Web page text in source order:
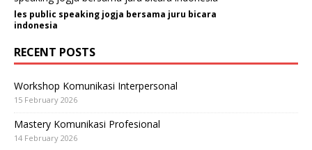
les public speaking jogja bersama juru bicara
indonesia
RECENT POSTS
Workshop Komunikasi Interpersonal
15 February 2026
Mastery Komunikasi Profesional
14 February 2026